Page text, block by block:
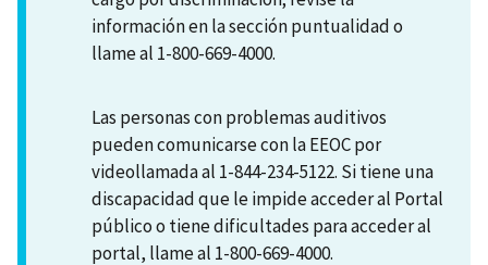
información en la sección puntualidad o
llame al 1-800-669-4000.
Las personas con problemas auditivos
pueden comunicarse con la EEOC por
videollamada al 1-844-234-5122. Si tiene una
discapacidad que le impide acceder al Portal
público o tiene dificultades para acceder al
portal, llame al 1-800-669-4000.